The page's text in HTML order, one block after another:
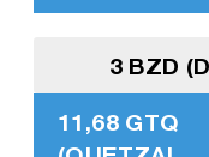
3 BZD
11,68 GTQ